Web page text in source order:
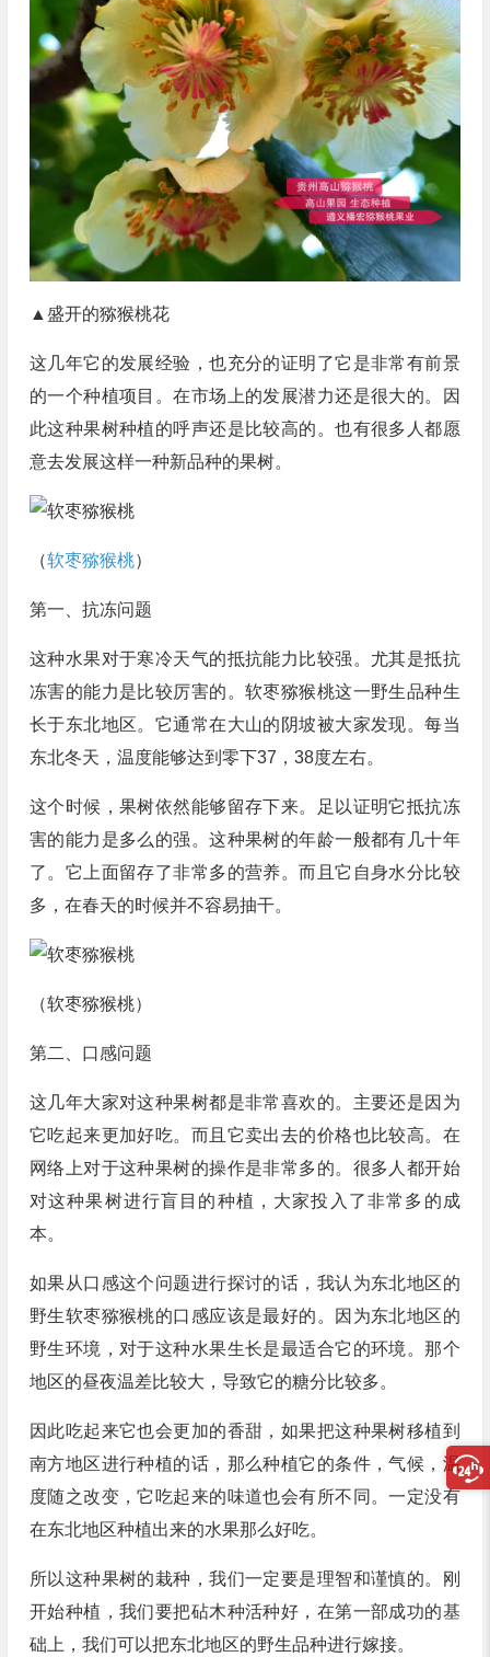
▲盛开的猕猴桃花
这几年它的发展经验，也充分的证明了它是非常有前景
的一个种植项目。在市场上的发展潜力还是很大的。因
此这种果树种植的呼声还是比较高的。也有很多人都愿
意去发展这样一种新品种的果树。
（软枣猕猴桃）
第一、抗冻问题
这种水果对于寒冷天气的抵抗能力比较强。尤其是抵抗
冻害的能力是比较厉害的。软枣猕猴桃这一野生品种生
长于东北地区。它通常在大山的阴坡被大家发现。每当
东北冬天，温度能够达到零下37，38度左右。
这个时候，果树依然能够留存下来。足以证明它抵抗冻
害的能力是多么的强。这种果树的年龄一般都有几十年
了。它上面留存了非常多的营养。而且它自身水分比较
多，在春天的时候并不容易抽干。
（软枣猕猴桃）
第二、口感问题
这几年大家对这种果树都是非常喜欢的。主要还是因为
它吃起来更加好吃。而且它卖出去的价格也比较高。在
网络上对于这种果树的操作是非常多的。很多人都开始
对这种果树进行盲目的种植，大家投入了非常多的成
本。
如果从口感这个问题进行探讨的话，我认为东北地区的
野生软枣猕猴桃的口感应该是最好的。因为东北地区的
野生环境，对于这种水果生长是最适合它的环境。那个
地区的昼夜温差比较大，导致它的糖分比较多。
因此吃起来它也会更加的香甜，如果把这种果树移植到
南方地区进行种植的话，那么种植它的条件，气候，温
度随之改变，它吃起来的味道也会有所不同。一定没有
在东北地区种植出来的水果那么好吃。
所以这种果树的栽种，我们一定要是理智和谨慎的。刚
开始种植，我们要把砧木种活种好，在第一部成功的基
础上，我们可以把东北地区的野生品种进行嫁接。